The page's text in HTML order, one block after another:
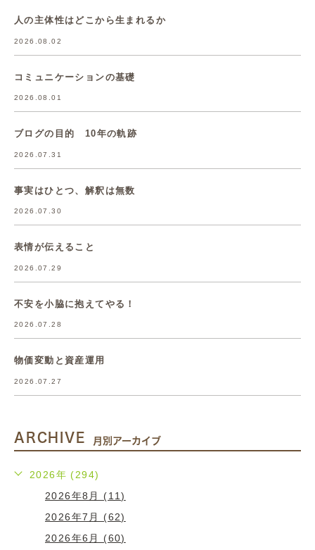
人の主体性はどこから生まれるか
2026.08.02
コミュニケーションの基礎
2026.08.01
ブログの目的 10年の軌跡
2026.07.31
事実はひとつ、解釈は無数
2026.07.30
表情が伝えること
2026.07.29
不安を小脇に抱えてやる！
2026.07.28
物価変動と資産運用
2026.07.27
ARCHIVE 月別アーカイブ
2026年 (294)
2026年8月 (11)
2026年7月 (62)
2026年6月 (60)